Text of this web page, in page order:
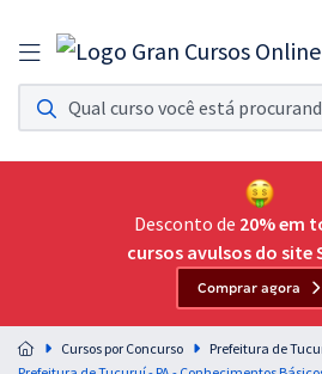
Assinatura Ilimitada 11
Acesso a todos os cursos. Teste grátis por 7 dias!
Assinatura OAB Até Passar
Acesso ilimitado a toda preparação para o
Residências Multiprofissionais
Preparação completa e intensiva para as
residências em saúde do Brasil
Desconto de 20% em
cursos avulsos do site
Comprar agora
Cursos por Concurso
Prefeitura de